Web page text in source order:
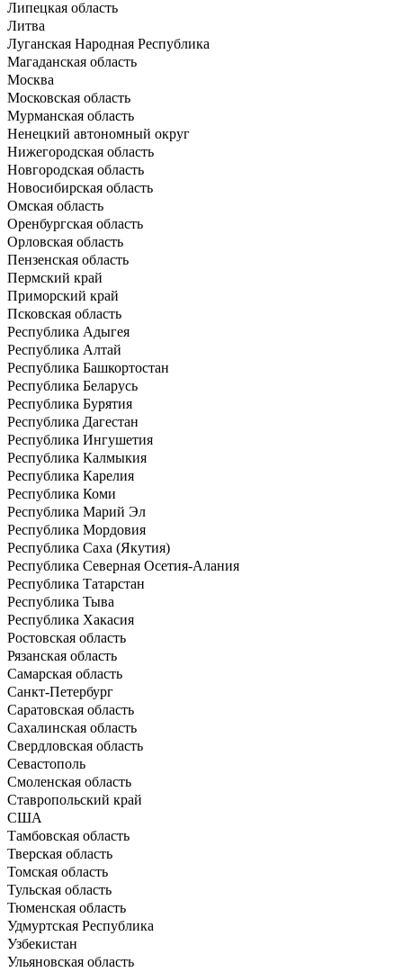
Липецкая область
Литва
Луганская Народная Республика
Магаданская область
Москва
Московская область
Мурманская область
Ненецкий автономный округ
Нижегородская область
Новгородская область
Новосибирская область
Омская область
Оренбургская область
Орловская область
Пензенская область
Пермский край
Приморский край
Псковская область
Республика Адыгея
Республика Алтай
Республика Башкортостан
Республика Беларусь
Республика Бурятия
Республика Дагестан
Республика Ингушетия
Республика Калмыкия
Республика Карелия
Республика Коми
Республика Марий Эл
Республика Мордовия
Республика Саха (Якутия)
Республика Северная Осетия-Алания
Республика Татарстан
Республика Тыва
Республика Хакасия
Ростовская область
Рязанская область
Самарская область
Санкт-Петербург
Саратовская область
Сахалинская область
Свердловская область
Севастополь
Смоленская область
Ставропольский край
США
Тамбовская область
Тверская область
Томская область
Тульская область
Тюменская область
Удмуртская Республика
Узбекистан
Ульяновская область